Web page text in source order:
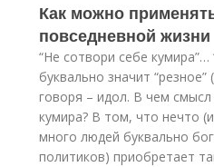
Как можно
повседневной жизни
“Не сотвори себе кумира”…
буквально значит
говоря – идол. В чем смысл
кумира? В том, что нечто
много людей буквально
политиков) приобретает